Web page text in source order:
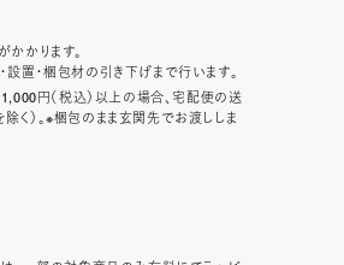
かかります。
置・梱包材の引き下げまで行います。
円（税込）以上の場合、宅配便の送
く）。※梱包のまま玄関先でお渡ししま